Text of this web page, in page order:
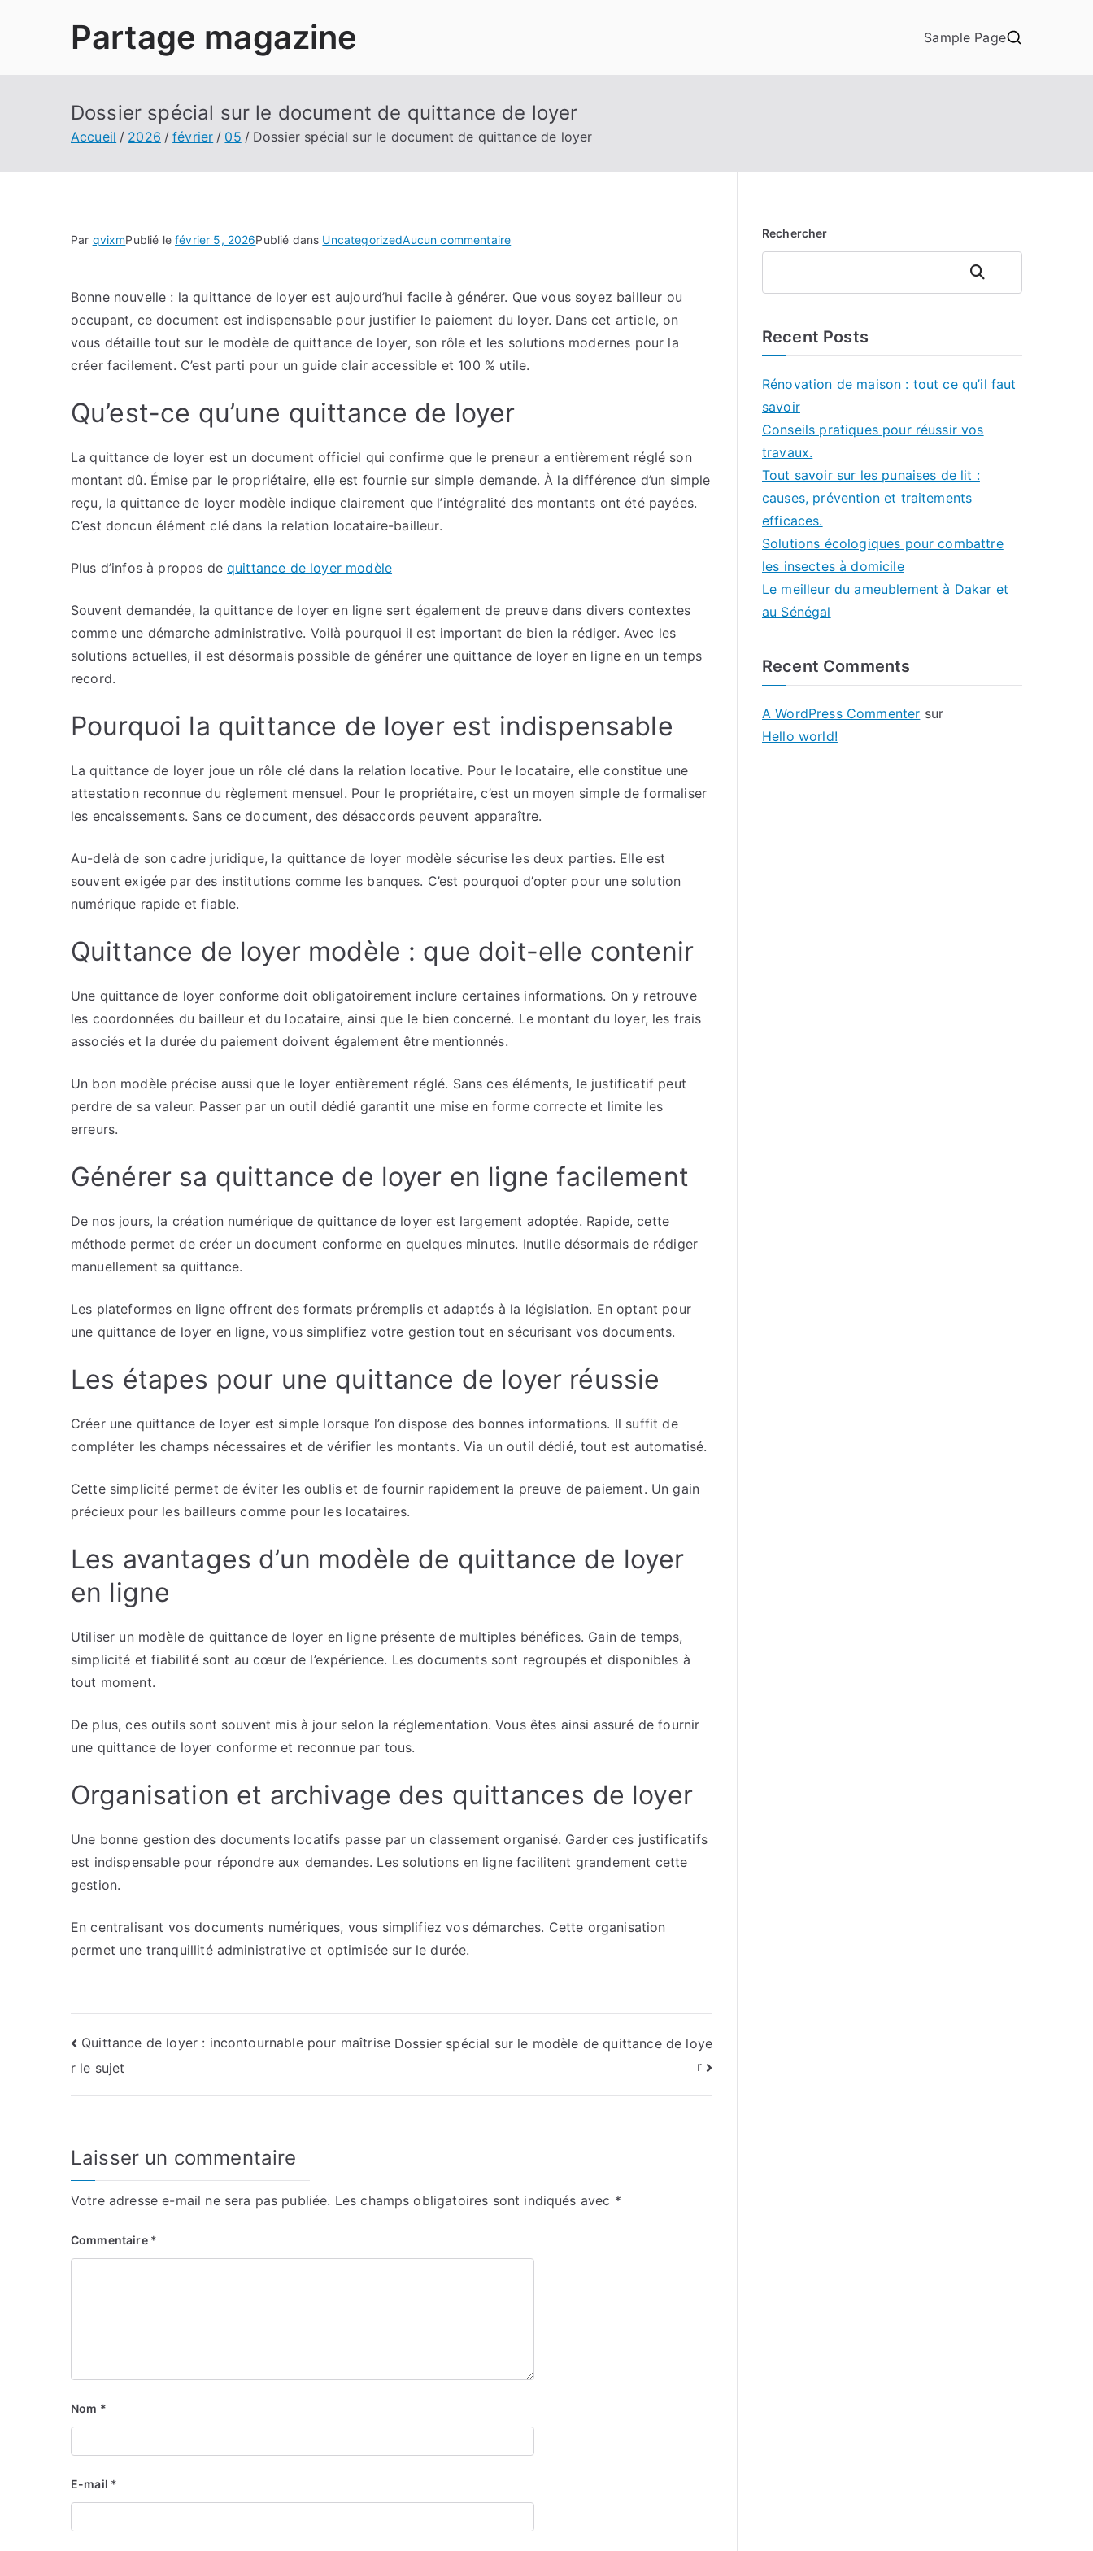
Partage magazine Sample Page
Dossier spécial sur le document de quittance de loyer
Accueil 2026 février 05 Dossier spécial sur le document de quittance de loyer
Par qvixmPublié lefévrier 5, 2026Publié dans UncategorizedAucun commentairesur
sur
le
document
de
Bonne nouvelle : la quittance de loyer est aujourd’hui facile à générer. Que vous soyez bailleur ou
occupant, ce document est indispensable pour justifier le paiement du loyer. Dans cet article, on
vous détaille tout sur le modèle de quittance de loyer, son rôle et les solutions modernes pour la
créer facilement. C’est parti pour un guide clair accessible et 100 % utile.
Qu’est-ce qu’une quittance de loyer
La quittance de loyer est un document officiel qui confirme que le preneur a entièrement réglé son
montant dû. Émise par le propriétaire, elle est fournie sur simple demande. À la différence d’un simple
reçu, la quittance de loyer modèle indique clairement que l’intégralité des montants ont été payées.
C’est doncun élément clé dans la relation locataire-bailleur.
Plus d’infos à propos dequittance de loyer modèle
Souvent demandée, la quittance de loyer en ligne sert également de preuve dans divers contextes
comme une démarche administrative. Voilà pourquoi il est important de bien la rédiger. Avec les
solutions actuelles, il est désormais possible de générer une quittance de loyer en ligne en un temps
record.
Pourquoi la quittance de loyer est indispensable
La quittance de loyer joue un rôle clé dans la relation locative. Pour le locataire, elle constitue une
attestation reconnue du règlement mensuel. Pour le propriétaire, c’est un moyen simple de formaliser
les encaissements. Sans ce document, des désaccords peuvent apparaître.
Au-delà de son cadre juridique, la quittance de loyer modèle sécurise les deux parties. Elle est
souvent exigée par des institutions comme les banques. C’est pourquoi d’opter pour une solution
numérique rapide et fiable.
Quittance de loyer modèle : que doit-elle contenir
Une quittance de loyer conforme doit obligatoirement inclure certaines informations. On y retrouve
les coordonnées du bailleur et du locataire, ainsi que le bien concerné. Le montant du loyer, les frais
associés et la durée du paiement doivent également être mentionnés.
Un bon modèle précise aussi que le loyer entièrement réglé. Sans ces éléments, le justificatif peut
perdre de sa valeur. Passer par un outil dédié garantit une mise en forme correcte et limite les
erreurs.
Générer sa quittance de loyer en ligne facilement
De nos jours, la création numérique de quittance de loyer est largement adoptée. Rapide, cette
méthode permet de créer un document conforme en quelques minutes. Inutile désormais de rédiger
manuellement sa quittance.
Les plateformes en ligne offrent des formats préremplis et adaptés à la législation. En optant pour
une quittance de loyer en ligne, vous simplifiez votre gestion tout en sécurisant vos documents.
Les étapes pour une quittance de loyer réussie
Créer une quittance de loyer est simple lorsque l’on dispose des bonnes informations. Il suffit de
compléter les champs nécessaires et de vérifier les montants. Via un outil dédié, tout est automatisé.
Cette simplicité permet de éviter les oublis et de fournir rapidement la preuve de paiement. Un gain
précieux pour les bailleurs comme pour les locataires.
Les avantages d’un modèle de quittance de loyer
en ligne
Utiliser un modèle de quittance de loyer en ligne présente de multiples bénéfices. Gain de temps,
simplicité et fiabilité sont au cœur de l’expérience. Les documents sont regroupés et disponibles à
tout moment.
De plus, ces outils sont souvent mis à jour selon la réglementation. Vous êtes ainsi assuré de fournir
une quittance de loyer conforme et reconnue par tous.
Organisation et archivage des quittances de loyer
Une bonne gestion des documents locatifs passe par un classement organisé. Garder ces justificatifs
est indispensable pour répondre aux demandes. Les solutions en ligne facilitent grandement cette
gestion.
En centralisant vos documents numériques, vous simplifiez vos démarches. Cette organisation
permet une tranquillité administrative et optimisée sur le durée.
Navigation
de
Quittance de loyer : incontournable pour maîtrise
r le sujet
Dossier spécial sur le modèle de quittance de loye
r
Laisser un commentaire
Votre adresse e-mail ne sera pas publiée. Les champs obligatoires sont indiqués avec *
Commentaire *
Nom *
E-mail *
Rechercher
Rechercher
Recent Posts
Rénovation de maison : tout ce qu’il faut
savoir
Conseils pratiques pour réussir vos
travaux.
Tout savoir sur les punaises de lit :
causes, prévention et traitements
efficaces.
Solutions écologiques pour combattre
les insectes à domicile
Le meilleur du ameublement à Dakar et
au Sénégal
Recent Comments
A WordPress Commenter sur
Hello world!